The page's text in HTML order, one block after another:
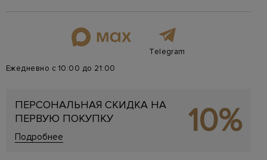
Telegram
Ежедневно с 10:00 до 21:00
ПЕРСОНАЛЬНАЯ СКИДКА НА
ПЕРВУЮ ПОКУПКУ
Подробнее 10%